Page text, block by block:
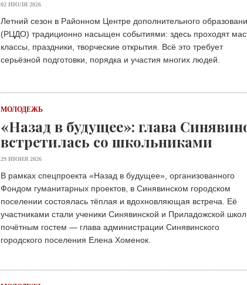
02 ИЮЛЯ 2026
Летний сезон в Районном Центре дополнительного
(РЦДО) традиционно насыщен событиями: здесь проходят
классы, праздники, творческие открытия. Всё это требует
серьёзной подготовки, порядка и участия многих людей.
МОЛОДЕЖЬ
«Назад в будущее»: глава
встретилась со школьниками
29 ИЮНЯ 2026
В рамках спецпроекта «Назад в будущее», организованного
Фондом гуманитарных проектов, в Синявинском городском
поселении состоялась тёплая и вдохновляющая встреча. Её
участниками стали ученики Синявинской и Приладожской
почётным гостем — глава администрации Синявинского
городского поселения Елена Хоменок.